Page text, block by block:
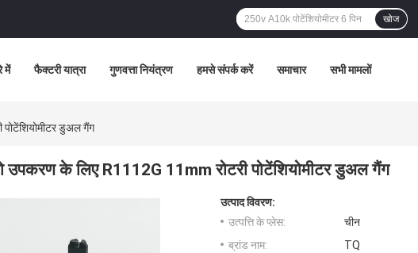
खोज
में फैक्टरी यात्रा गुणवत्ता नियंत्रण हमसे संपर्क करें समाचार सभी मामलों
डुअल गैंग
उपकरण के लिए R1112G 11mm रोटरी पोटेंशियोमीटर डुअल गैंग
उत्पाद विवरण:
उत्पत्ति के प्लेस:
चीन
ब्रांड नाम:
TQ